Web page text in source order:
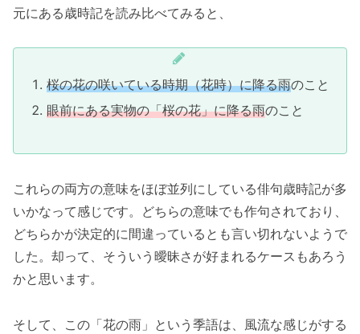
元にある歳時記を読み比べてみると、
桜の花の咲いている時期（花時）に降る雨のこと
眼前にある実物の「桜の花」に降る雨のこと
これらの両方の意味をほぼ並列にしている俳句歳時記が多
いかなって感じです。どちらの意味でも作句されており、
どちらかが決定的に間違っているとも言い切れないようで
した。却って、そういう曖昧さが好まれるケースもあろう
かと思います。
そして、この「花の雨」という季語は、風流な感じがする